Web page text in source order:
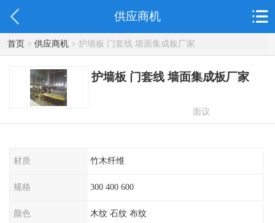
供应商机
首页> 供应商机> 护墙板 门套线 墙面集成板厂家
护墙板 门套线 墙面集成板厂家
面议
材质 竹木纤维
规格 300 400 600
颜色 木纹 石纹 布纹